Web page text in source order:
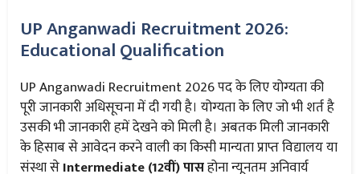
UP Anganwadi Recruitment 2026:
Educational Qualification
UP Anganwadi Recruitment 2026 पद के लिए योग्यता की
पूरी जानकारी अधिसूचना में दी गयी है। योग्यता के लिए जो भी शर्त है
उसकी भी जानकारी हमें देखने को मिली है। अबतक मिली जानकारी
के हिसाब से आवेदन करने वाली का किसी मान्यता प्राप्त विद्यालय या
संस्था सेIntermediate (12वीं) पासहोना न्यूनतम अनिवार्य